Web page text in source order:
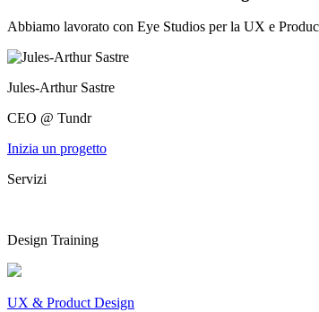
Abbiamo lavorato con Eye Studios per la UX e
Jules-Arthur Sastre
CEO @ Tundr
Inizia un progetto
Servizi
Design Training
UX & Product Design